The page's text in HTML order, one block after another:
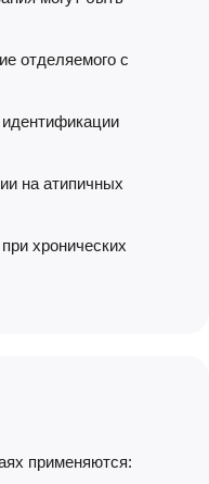
отделяемого с
идентификации
на атипичных
хронических
применяются: